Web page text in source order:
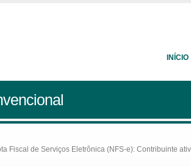
INÍCIO
Fiscal de Serviços Eletrônica (NFS-e): Contribuinte